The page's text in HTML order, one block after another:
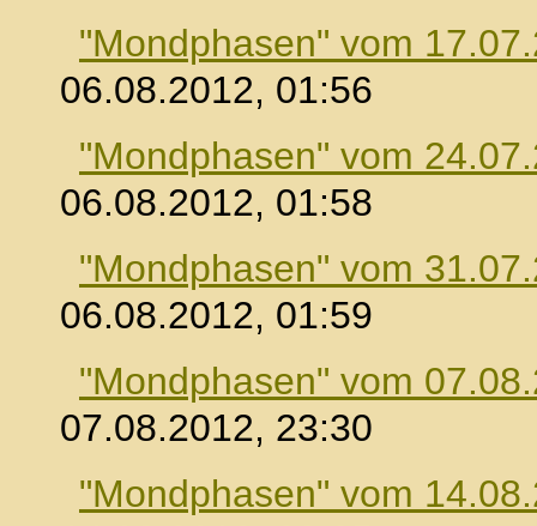
"Mondphasen" vom
06.08.2012, 01:56
"Mondphasen" vom
06.08.2012, 01:58
"Mondphasen" vom
06.08.2012, 01:59
"Mondphasen" vom
07.08.2012, 23:30
"Mondphasen" vom